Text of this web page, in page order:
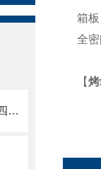
冷气冷风机冷凝压力过低的危害与四种控制方法
箱板
全
【